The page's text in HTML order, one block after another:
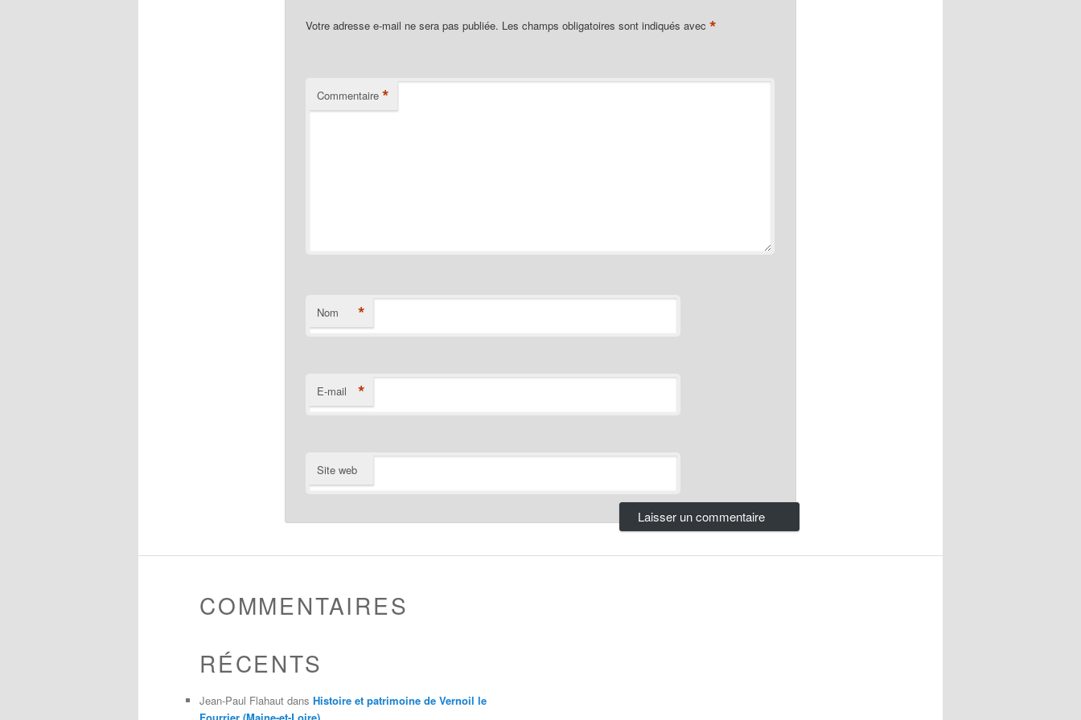
Votre adresse e-mail ne sera pas publiée. Les champs obligatoires sont indiqués avec *
Commentaire *
Nom *
E-mail *
Site web
COMMENTAIRES
RÉCENTS
Jean-Paul Flahaut dans Histoire et patrimoine de Vernoil le
Fourrier (Maine-et-Loire)